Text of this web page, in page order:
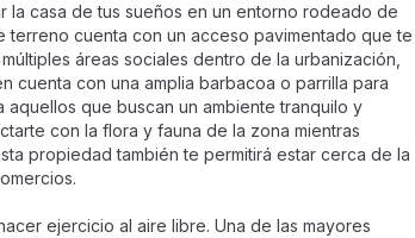
la casa de tus sueños en un entorno rodeado de
terreno cuenta con un acceso pavimentado que te
áreas sociales dentro de la urbanización,
cuenta con una amplia barbacoa o parrilla para
que buscan un ambiente tranquilo y
con la flora y fauna de la zona mientras
propiedad también te permitirá estar cerca de la
ejercicio al aire libre. Una de las mayores